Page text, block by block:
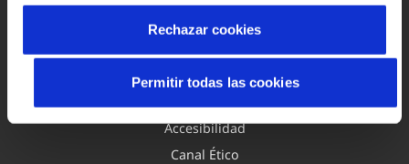
Rechazar cookies
Permitir todas las cookies
Mapa Web
Política de cookies
Accesibilidad
Canal Ético